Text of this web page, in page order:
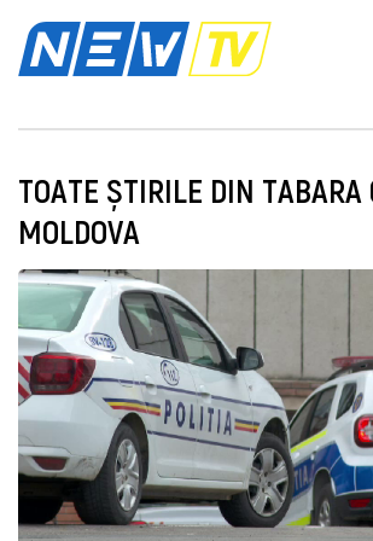
TOATE ȘTIRILE DIN TABARA
MOLDOVA